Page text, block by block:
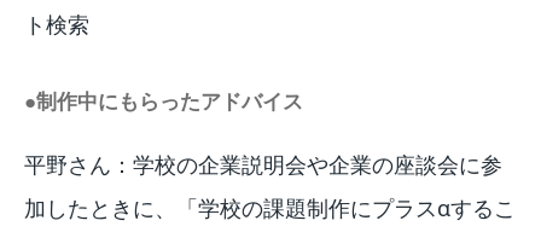
ト検索
●制作中にもらったアドバイス
平野さん：学校の企業説明会や企業の座談会に参
加したときに、「学校の課題制作にプラスαするこ